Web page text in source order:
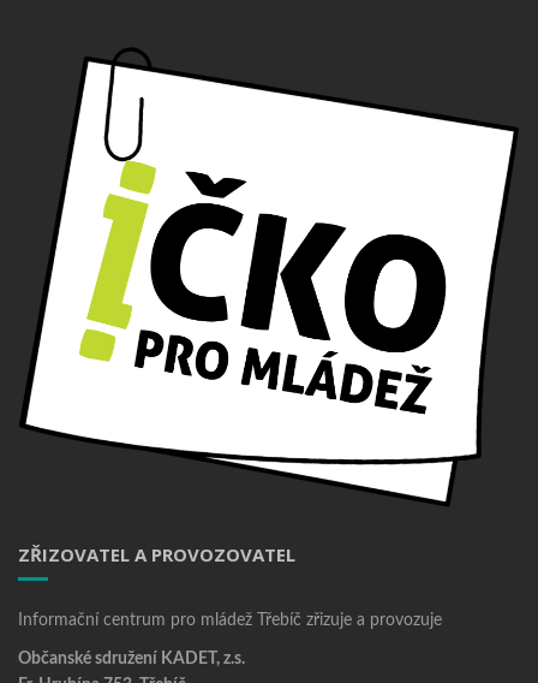
ZŘIZOVATEL A PROVOZOVATEL
Informační centrum pro mládež Třebíč zřizuje a provozuje
Občanské sdružení KADET, z.s.